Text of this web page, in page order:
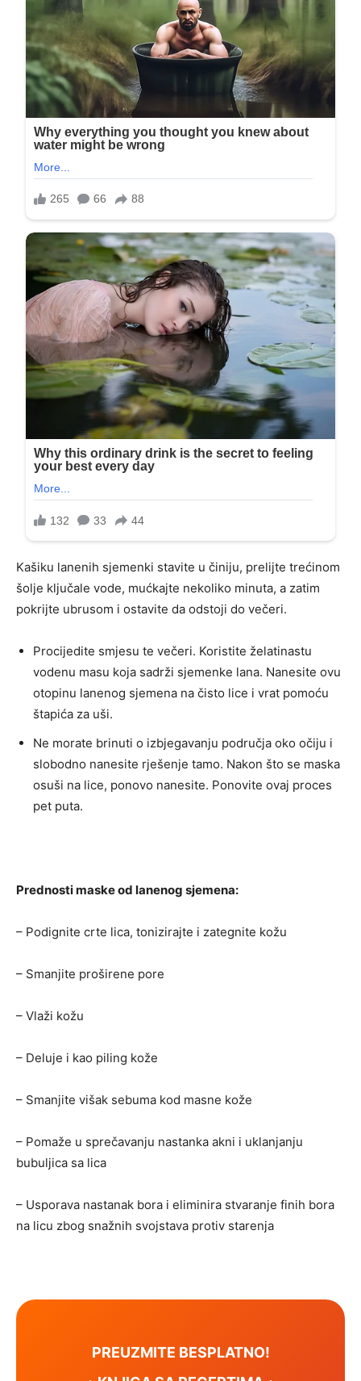
Kašiku lanenih sjemenki stavite u činiju, prelijte trećinom
šolje ključale vode, mućkajte nekoliko minuta, a zatim
pokrijte ubrusom i ostavite da odstoji do večeri.
Procijedite smjesu te večeri. Koristite želatinastu
vodenu masu koja sadrži sjemenke lana. Nanesite ovu
otopinu lanenog sjemena na čisto lice i vrat pomoću
štapića za uši.
Ne morate brinuti o izbjegavanju područja oko očiju i
slobodno nanesite rješenje tamo. Nakon što se maska ​​
osuši na lice, ponovo nanesite. Ponovite ovaj proces
pet puta.
Prednosti maske od lanenog sjemena:
– Podignite crte lica, tonizirajte i zategnite kožu
– Smanjite proširene pore
– Vlaži kožu
– Deluje i kao piling kože
– Smanjite višak sebuma kod masne kože
– Pomaže u sprečavanju nastanka akni i uklanjanju
bubuljica sa lica
– Usporava nastanak bora i eliminira stvaranje finih bora
na licu zbog snažnih svojstava protiv starenja
PREUZMITE BESPLATNO!